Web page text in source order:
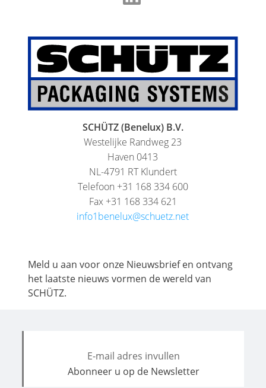
SCHÜTZ (Benelux) B.V.
Westelijke Randweg 23
Haven 0413
NL-4791 RT Klundert
Telefoon +31 168 334 600
Fax +31 168 334 621
info1benelux@schuetz.net
Meld u aan voor onze Nieuwsbrief en ontvang
het laatste nieuws vormen de wereld van
SCHÜTZ.